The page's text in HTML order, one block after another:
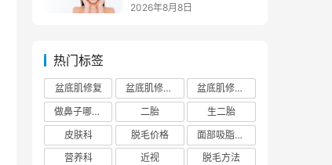
2026年8月8日
热门标签
盆底肌修复 盆底肌修复医院排行榜
盆底肌修复多少钱
做鼻子哪个正规医院比较出名
二胎
生二胎
皮肤科
脱毛价格
面部吸脂费用
营养科
近视
脱毛方法